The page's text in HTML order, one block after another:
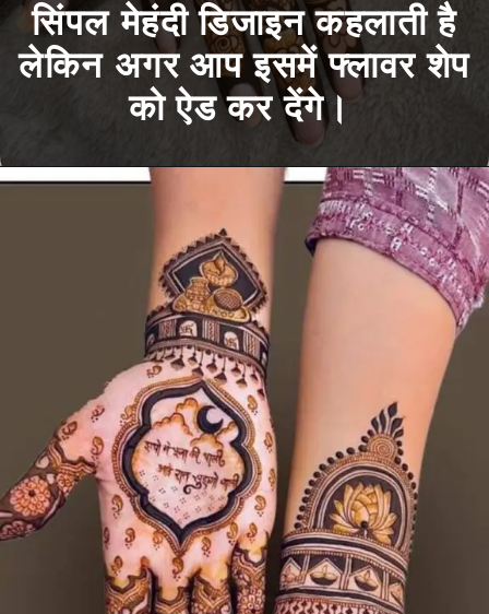
सिंपल मेहंदी डिजाइन कहलाती है
लेकिन अगर आप इसमें फ्लावर शेप
को ऐड कर देंगे।